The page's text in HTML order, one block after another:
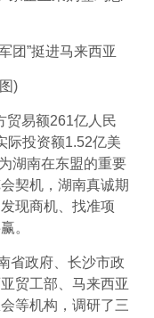
)
易额261亿人民
际投资额1.52亿美
湖南在东盟的重要
契机，湖南真诚期
现商机、找准项
。
政府、长沙市政
贸工部、马来西亚
等机构，调研了三